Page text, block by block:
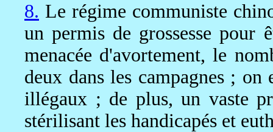
8. Le régime communiste
un permis de grossesse pour
menacée d'avortement, le
deux dans les campagnes ;
illégaux ; de plus, un vaste
stérilisant les handicapés et